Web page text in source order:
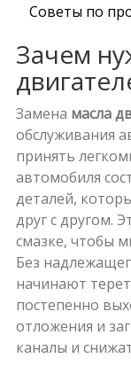
Советы по
Зачем
Замена масла
обслуживания
принять
автомобиля
деталей,
друг с другом.
смазке, чтобы
Без
начинают
постепенно
отложения и
каналы и